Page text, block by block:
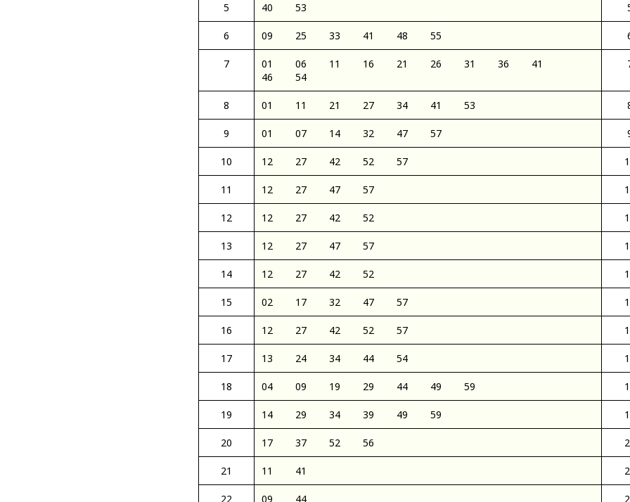
5 40 53
6 09 25 33 41 48 55
7 01 06 11 16 21 26 31 36
41
46
54
8 01 11 21 27 34 41 53
9 01 07 14 32 47 57
10 12 27 42 52 57
11 12 27 47 57
12 12 27 42 52
13 12 27 47 57
14 12 27 42 52
15 02 17 32 47 57
16 12 27 42 52 57
17 13 24 34 44 54
18 04 09 19 29 44 49 59
19 14 29 34 39 49 59
20 17 37 52 56
21 11 41
22 09 44